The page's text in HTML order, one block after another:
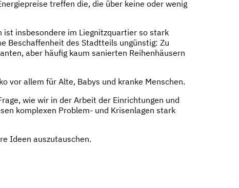
treffen die, die über keine oder wenig
ist insbesondere im Liegnitzquartier so stark
Beschaffenheit des Stadtteils ungünstig: Zu
aber häufig kaum sanierten Reihenhäusern
vor allem für Alte, Babys und kranke Menschen.
wie wir in der Arbeit der Einrichtungen und
komplexen Problem- und Krisenlagen stark
Ideen auszutauschen.